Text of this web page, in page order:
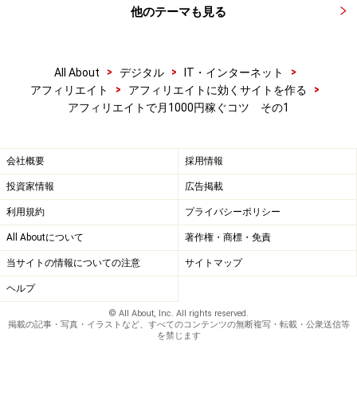
他のテーマも見る
All About > デジタル > IT・インターネット
>
アフィリエイト
> アフィリエイトに効くサイトを作る
>
アフィリエイトで月1000円稼ぐコツ その1
会社概要 採用情報
投資家情報 広告掲載
利用規約 プライバシーポリシー
All Aboutについて 著作権・商標・免責
当サイトの情報についての注意 サイトマップ
ヘルプ
© All About, Inc. All rights reserved.
掲載の記事・写真・イラストなど、すべてのコンテンツの無断複写・転載・公衆送信等
を禁じます